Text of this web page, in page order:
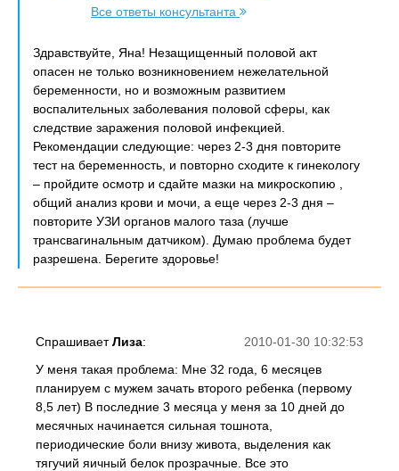
Все ответы консультанта
Здравствуйте, Яна! Незащищенный половой акт
опасен не только возникновением нежелательной
беременности, но и возможным развитием
воспалительных заболевания половой сферы, как
следствие заражения половой инфекцией.
Рекомендации следующие: через 2-3 дня повторите
тест на беременность, и повторно сходите к гинекологу
– пройдите осмотр и сдайте мазки на микроскопию ,
общий анализ крови и мочи, а еще через 2-3 дня –
повторите УЗИ органов малого таза (лучше
трансвагинальным датчиком). Думаю проблема будет
разрешена. Берегите здоровье!
2010-01-30 10:32:53
СпрашиваетЛиза:
У меня такая проблема: Мне 32 года, 6 месяцев
планируем с мужем зачать второго ребенка (первому
8,5 лет) В последние 3 месяца у меня за 10 дней до
месячных начинается сильная тошнота,
периодические боли внизу живота, выделения как
тягучий яичный белок прозрачные. Все это